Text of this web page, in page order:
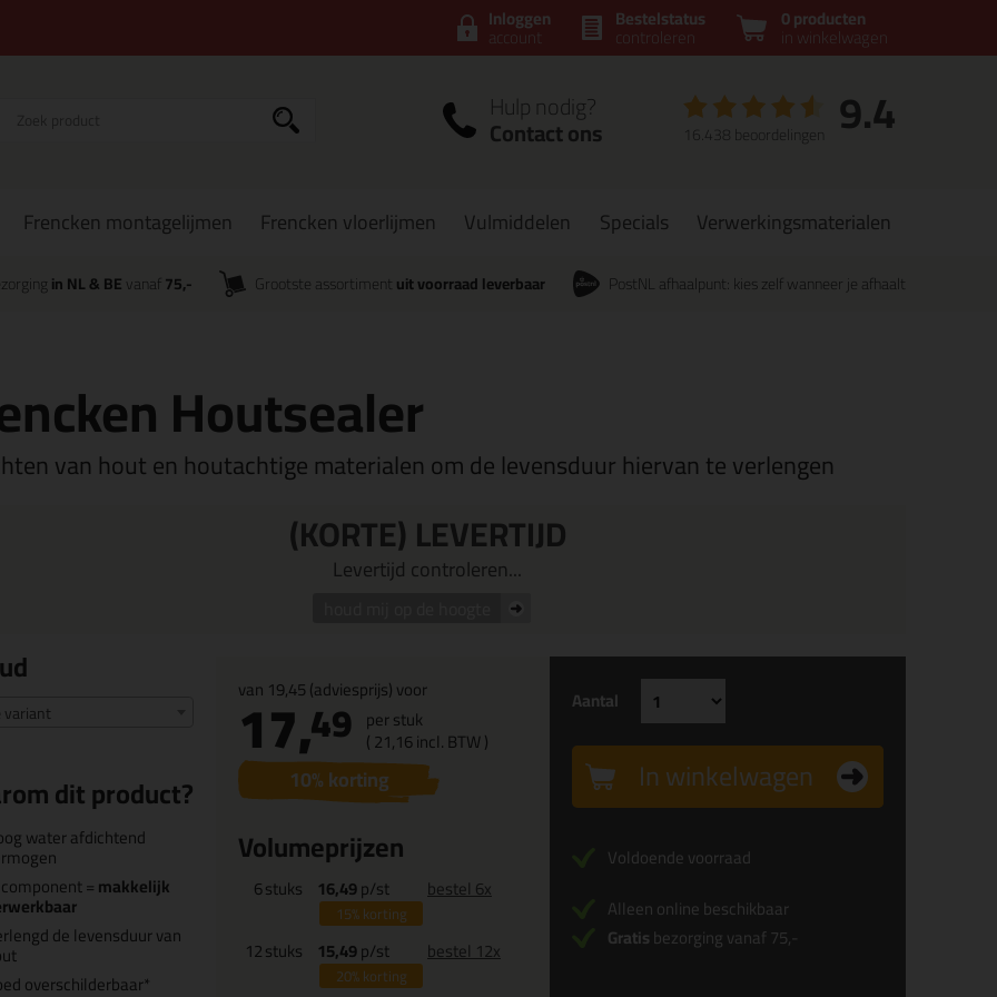
0 producten
in winkelwagen
Bestelstatus
controleren
Inloggen
account
Hulp nodig?
Contact ons 9.4
16.438 beoordelingen
Frencken montagelijmen Frencken vloerlijmen Vulmiddelen Specials Verwerkingsmaterialen
in NL & BEvanaf 75,- Grootste assortiment uit voorraad leverbaar PostNL afhaalpunt: kies zelf wanneer je afhaalt
Houtsealer
van hout en houtachtige materialen om de levensduur hiervan te verlengen
(KORTE) LEVERTIJD
Levertijd controleren...
variant
dit product?
water afdichtend
=makkelijk
de levensduur van
overschilderbaar*
van 19,45(adviesprijs) voor
17,49 per stuk
(21,16incl. BTW )
10% korting
Volumeprijzen
6stuks 16,49p/st
15%korting
bestel 6x
12stuks 15,49p/st
20%korting
bestel 12x
Aantal
In winkelwagen
Voldoende voorraad
Alleen online beschikbaar
Gratisbezorging vanaf 75,-